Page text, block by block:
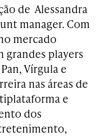
de Alessandra
manager. Com
mercado
grandes players
Vírgula e
nas áreas de
e
dos